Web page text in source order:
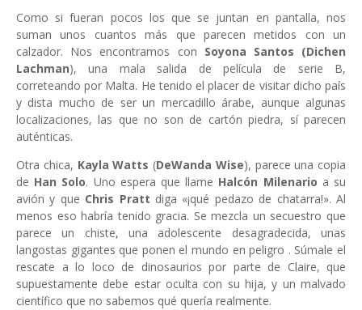
Como si fueran pocos los que se juntan en pantalla, nos
suman unos cuantos más que parecen metidos con un
calzador. Nos encontramos con Soyona Santos (Dichen
Lachman), una mala salida de película de serie B,
correteando por Malta. He tenido el placer de visitar dicho país
y dista mucho de ser un mercadillo árabe, aunque algunas
localizaciones, las que no son de cartón piedra, sí parecen
auténticas.
Otra chica, Kayla Watts (DeWanda Wise), parece una copia
de Han Solo. Uno espera que llame Halcón Milenario a su
avión y que Chris Pratt diga «¡qué pedazo de chatarra!». Al
menos eso habría tenido gracia. Se mezcla un secuestro que
parece un chiste, una adolescente desagradecida, unas
langostas gigantes que ponen el mundo en peligro . Súmale el
rescate a lo loco de dinosaurios por parte de Claire, que
supuestamente debe estar oculta con su hija, y un malvado
científico que no sabemos qué quería realmente.